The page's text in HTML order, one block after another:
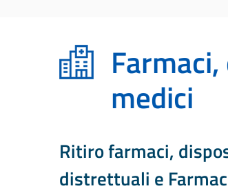
medici
Ritiro farmaci,
distrettuali e